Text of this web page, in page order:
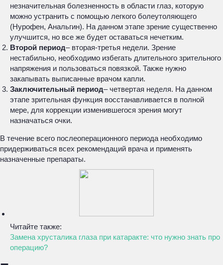
незначительная болезненность в области глаз, которую
можно устранить с помощью легкого болеутоляющего
(Нурофен, Анальгин). На данном этапе зрение существенно
улучшится, но все же будет оставаться нечетким.
Второй период– вторая-третья недели. Зрение
нестабильно, необходимо избегать длительного зрительного
напряжения и пользоваться повязкой. Также нужно
закапывать выписанные врачом капли.
Заключительный период– четвертая неделя. На данном
этапе зрительная функция восстанавливается в полной
мере, для коррекции изменившегося зрения могут
назначаться очки.
В течение всего послеоперационного периода необходимо
придерживаться всех рекомендаций врача и применять
назначенные препараты.
Читайте также:
Замена хрусталика глаза при катаракте: что нужно знать про
операцию?